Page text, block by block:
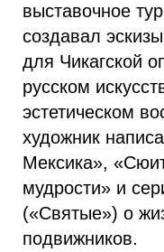
выставочное
создавал
для Чикагской
русском
эстетическом
художник
Мексика»,
мудрости» и
(«Святые») о
подвижников.